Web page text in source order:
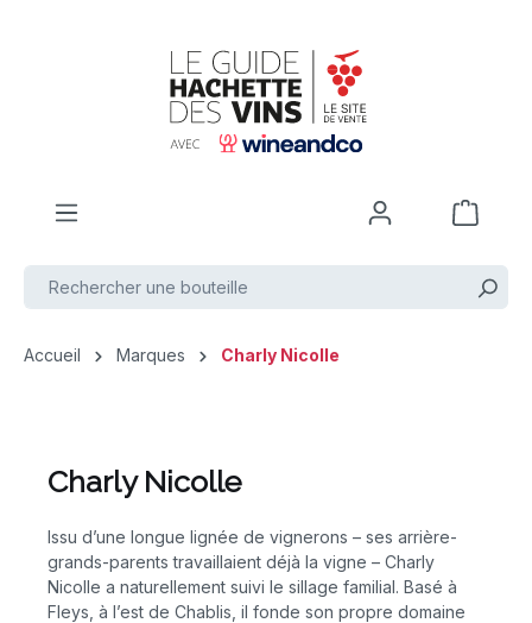
Accueil Marques Charly Nicolle
Charly Nicolle
Issu d’une longue lignée de vignerons – ses arrière-
grands-parents travaillaient déjà la vigne – Charly
Nicolle a naturellement suivi le sillage familial. Basé à
Fleys, à l’est de Chablis, il fonde son propre domaine